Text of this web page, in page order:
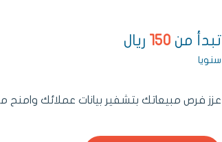
تبدأ من 150 ريال
سنويا
عزز فرص مبيعاتك بتشفير بيانات عملائك